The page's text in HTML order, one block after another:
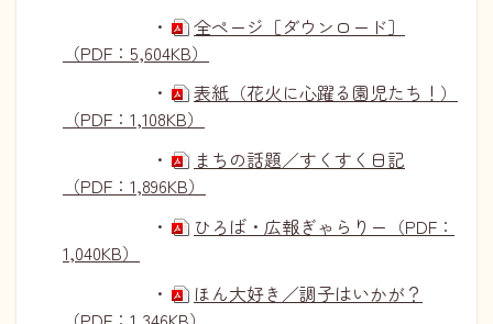
・
全ページ［ダウンロード］
（PDF：5,604KB）
・
表紙（花火に心躍る園児たち！）
（PDF：1,108KB）
・
まちの話題／すくすく日記
（PDF：1,896KB）
・
ひろば・広報ぎゃらりー（PDF：
1,040KB）
・
ほん大好き／調子はいかが？